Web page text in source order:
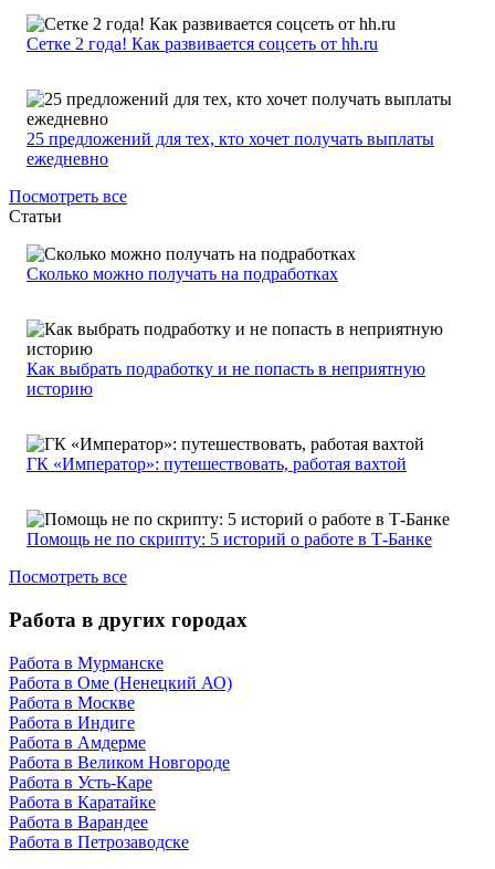
Сетке 2 года! Как развивается соцсеть от hh.ru
25 предложений для тех, кто хочет получать выплаты
ежедневно
Посмотреть все
Статьи
Сколько можно получать на подработках
Как выбрать подработку и не попасть в неприятную
историю
ГК «Император»: путешествовать, работая вахтой
Помощь не по скрипту: 5 историй о работе в Т-Банке
Посмотреть все
Работа в других городах
Работа в Мурманске
Работа в Оме (Ненецкий АО)
Работа в Москве
Работа в Индиге
Работа в Амдерме
Работа в Великом Новгороде
Работа в Усть-Каре
Работа в Каратайке
Работа в Варандее
Работа в Петрозаводске